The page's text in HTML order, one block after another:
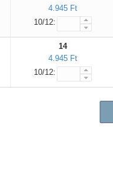
4.945 Ft
10/12:
14
4.945 Ft
10/12: